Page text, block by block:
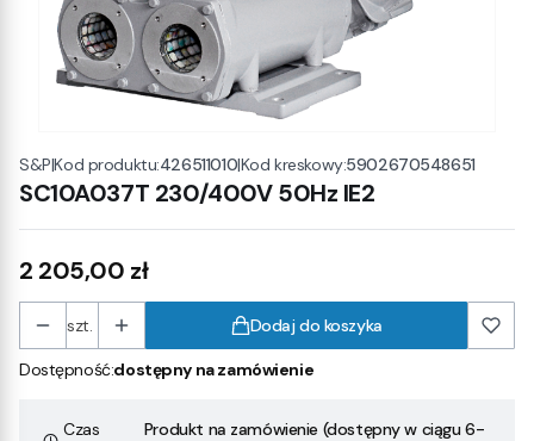
S&P|Kod produktu:426511010|Kod kreskowy:5902670548651
SC10A037T 230/400V 50Hz IE2
Cena
2 205,00 zł
szt. Dodaj do koszyka
Dostępność:dostępny na zamówienie
Czas
Produkt na zamówienie (dostępny w ciągu 6-